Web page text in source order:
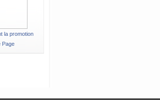
la promotion
Page